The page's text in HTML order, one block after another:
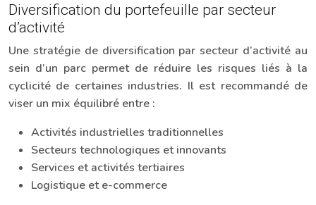
Diversification du portefeuille par secteur
d’activité
Une stratégie de diversification par secteur d’activité au
sein d’un parc permet de réduire les risques liés à la
cyclicité de certaines industries. Il est recommandé de
viser un mix équilibré entre :
Activités industrielles traditionnelles
Secteurs technologiques et innovants
Services et activités tertiaires
Logistique et e-commerce